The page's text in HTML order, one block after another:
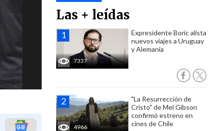
Las + leídas
7337
Expresidente Boric alista
nuevos viajes a Uruguay
y Alemania
4966
"La Resurrección de
Cristo" de Mel Gibson
confirmó estreno en
cines de Chile